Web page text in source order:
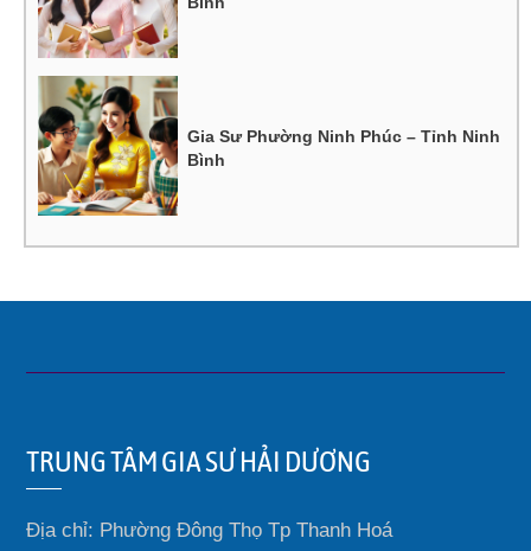
Gia Sư Phường Ninh Phúc – Tỉnh Ninh
Bình
TRUNG TÂM GIA SƯ HẢI DƯƠNG
Địa chỉ: Phường Đông Thọ Tp Thanh Hoá